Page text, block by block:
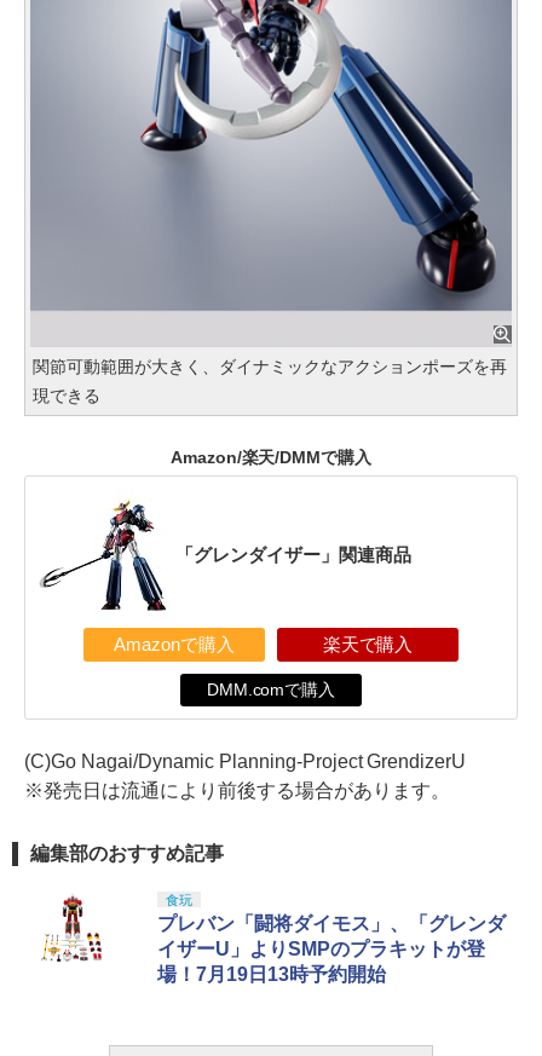
関節可動範囲が大きく、ダイナミックなアクションポーズを再
現できる
Amazon/楽天/DMMで購入
「グレンダイザー」関連商品
Amazonで購入 楽天で購入
DMM.comで購入
(C)Go Nagai/Dynamic Planning-Project GrendizerU
※発売日は流通により前後する場合があります。
編集部のおすすめ記事
食玩
プレバン「闘将ダイモス」、「グレンダ
イザーU」よりSMPのプラキットが登
場！7月19日13時予約開始